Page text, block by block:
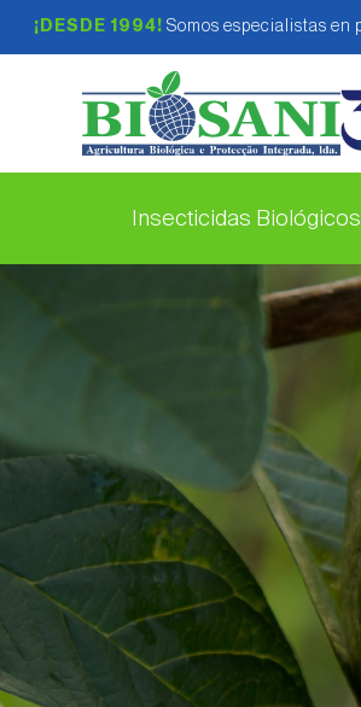
¡DESDE 1994! Somos especialistas
Insecticidas